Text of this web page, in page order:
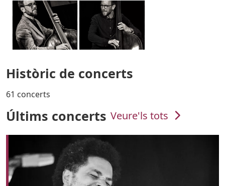
Històric de concerts
61 concerts
Últims concerts Veure'ls tots